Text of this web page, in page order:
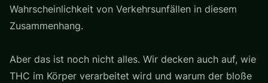
Wahrscheinlichkeit von Verkehrsunfällen in diesem
Zusammenhang.
Aber das ist noch nicht alles. Wir decken auch auf, wie
THC im Körper verarbeitet wird und warum der bloße